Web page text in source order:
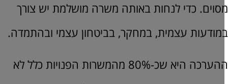
כדי לנחות באותה משרה מושלמת יש צורך
עצמית, במחקר, בביטחון עצמי ובהתמדה.
ההערכה היא שכ-80% מהמשרות הפנויות כלל לא